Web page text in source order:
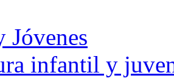
Jóvenes
infantil y